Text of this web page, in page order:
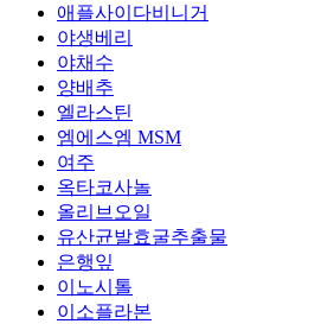
애플사이다비니거
야생베리
야채수
양배추
엘라스틴
엠에스엠 MSM
여주
옥타코사놀
올리브오일
유산균발효굴추출물
은행잎
이노시톨
이소플라본